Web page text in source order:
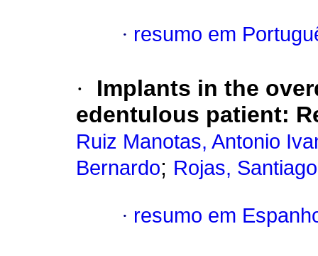
· resumo em
· Implants in the
edentulous patient:
Ruiz Manotas, Antonio
Bernardo; Rojas, Santiago
· resumo em